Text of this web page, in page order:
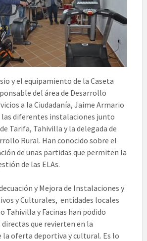
y el equipamiento de la Caseta
del área de Desarrollo
a la Ciudadanía, Jaime Armario
las diferentes instalaciones junto
Tarifa, Tahivilla y la delegada de
Rural. Han conocido sobre el
de unas partidas que permiten la
de las ELAs.
y Mejora de Instalaciones y
y Culturales, entidades locales
Tahivilla y Facinas han podido
directas que revierten en la
la oferta deportiva y cultural. Es lo